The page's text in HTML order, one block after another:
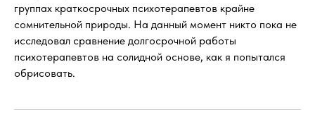
группах краткосрочных психотерапевтов крайне
сомнительной природы. На данный момент никто пока не
исследовал сравнение долгосрочной работы
психотерапевтов на солидной основе, как я попытался
обрисовать.